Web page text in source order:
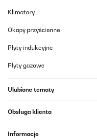
Klimatory
Okapy przyścienne
Płyty indukcyjne
Płyty gazowe
Ulubione tematy
Obsługa klienta
Informacje